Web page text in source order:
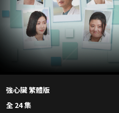
強心臟 繁體版
全 24 集